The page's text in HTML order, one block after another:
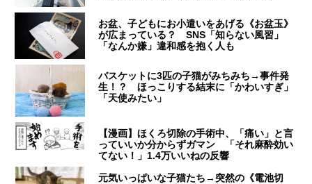
お盆、子どもにお小遣いをあげる《お盆玉》
が広まっている？ SNS「知らない風習」
「なんか嫌」違和感を抱く人も
バスケットに3匹の子猫がみちみち→事件発
生！？ ほっこりする結末に「かわいすぎ」
「天使みたい」
【漫画】ほくろ切除の手術中、「痛い」と言
っていいか分からずガマン 「それ麻酔効い
てない！」1.4万いいねの反響
元気いっぱいな子猫たち→突然の《電池切